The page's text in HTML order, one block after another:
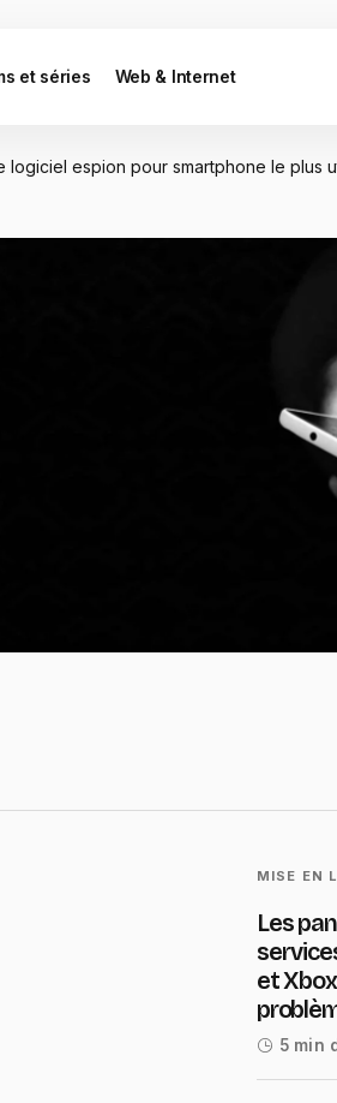
et séries Web & Internet
logiciel espion pour smartphone le plus
MISE EN
Les
et
5 min